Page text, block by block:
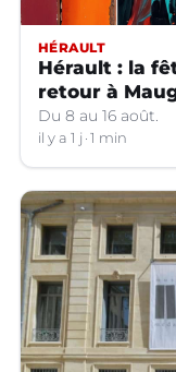
HÉRAULT
Hérault : la
retour à
Du 8 au 16 août.
il y a 1 j 1 min